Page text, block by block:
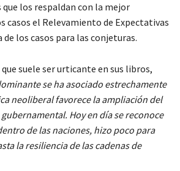
los respaldan con la mejor
el Relevamiento de Expectativas
los casos para las conjeturas.
suele ser urticante en sus libros,
se ha asociado estrechamente
neoliberal favorece la ampliación del
Hoy en día se reconoce
de las naciones, hizo poco para
la resiliencia de las cadenas de